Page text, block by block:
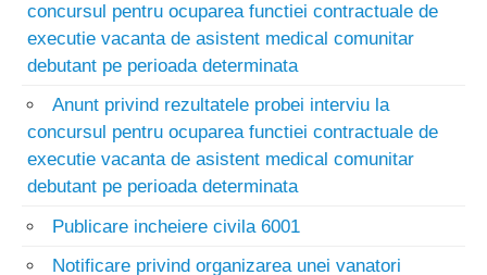
concursul pentru ocuparea functiei contractuale de
executie vacanta de asistent medical comunitar
debutant pe perioada determinata
Anunt privind rezultatele probei interviu la
concursul pentru ocuparea functiei contractuale de
executie vacanta de asistent medical comunitar
debutant pe perioada determinata
Publicare incheiere civila 6001
Notificare privind organizarea unei vanatori